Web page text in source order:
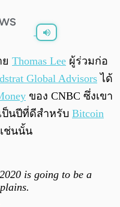
/ 0:00
Thomas Lee ผู้ร่วมก่อ
Global Advisors ได้
ของ CNBC ซึ่งเขา
ป็นปีที่ดีสำหรับ Bitcoin
ช่นนั้น
is going to be a